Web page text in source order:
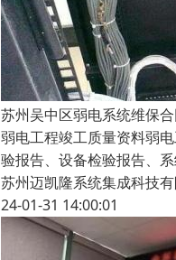
苏州吴中区弱电系统维保
弱电工程竣工质量资料弱
验报告、设备检验报告、
苏州迈凯隆系统集成科技
24-01-31 14:00:01